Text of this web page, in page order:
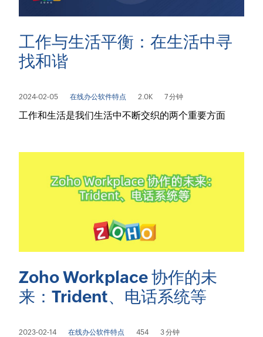
工作与生活平衡：在生活中寻
找和谐
2024-02-05 在线办公软件特点 2.0K 7 分钟
工作和生活是我们生活中不断交织的两个重要方面
Zoho Workplace 协作的未
来：Trident、电话系统等
2023-02-14 在线办公软件特点 454 3 分钟